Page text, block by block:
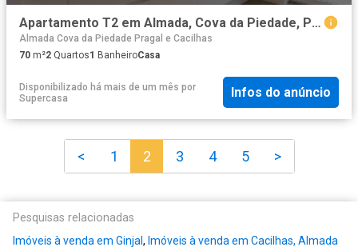
Apartamento T2 em Almada, Cova da Piedade, Pragal e Cacilhas
Almada Cova da Piedade Pragal e Cacilhas
70 m²2 Quartos1 BanheiroCasa
Disponibilizado há mais de um mês por
Supercasa
Infos do anúncio
< 1 2 3 4 5 >
Pesquisas relacionadas
Imóveis à venda em Ginjal, Imóveis à venda em Cacilhas, Almada